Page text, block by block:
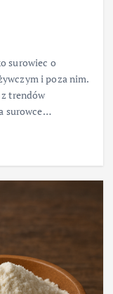
surowiec o
i poza nim.
trendów
surowce…